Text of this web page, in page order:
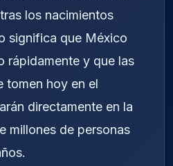
los nacimientos
significa que México
rápidamente y que las
tomen hoy en el
directamente en la
millones de personas